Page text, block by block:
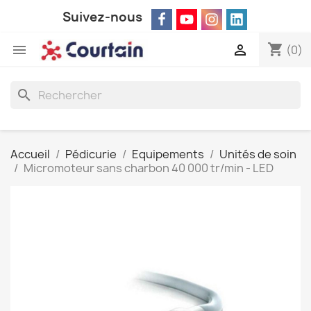
Suivez-nous
 shopping_cart (0)

search
Accueil Pédicurie Equipements
Unités de soin
Micromoteur sans charbon 40 000 tr/min - LED